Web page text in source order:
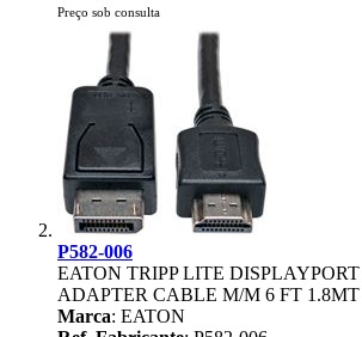
Preço sob consulta
P582-006
EATON TRIPP LITE
ADAPTER CABLE M/M 6 FT 1.8MT
Marca: EATON